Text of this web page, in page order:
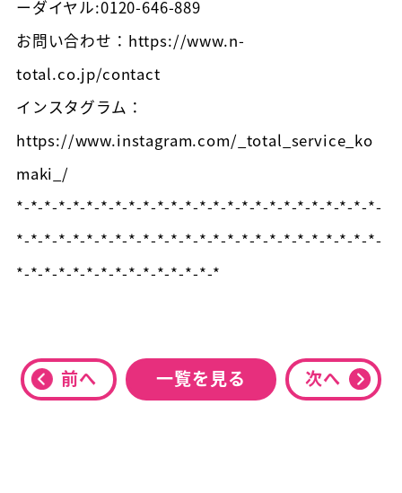
ーダイヤル:0120-646-889
お問い合わせ：https://www.n-
total.co.jp/contact
インスタグラム：
https://www.instagram.com/_total_service_ko
maki_/
*-*-*-*-*-*-*-*-*-*-*-*-*-*-*-*-*-*-*-*-*-*-*-*-*-*-
*-*-*-*-*-*-*-*-*-*-*-*-*-*-*-*-*-*-*-*-*-*-*-*-*-*-
*-*-*-*-*-*-*-*-*-*-*-*-*-*-*
前へ 一覧を見る 次へ